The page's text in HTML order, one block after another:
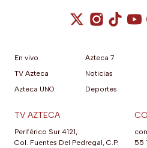
Cuenta de X
Cuenta
En vivo
TV Azteca
Azteca UNO
Azteca 7
Noticias
Deportes
TV AZTECA
Periférico Sur 4121,
Col. Fuentes Del Pedregal, C.P.
55